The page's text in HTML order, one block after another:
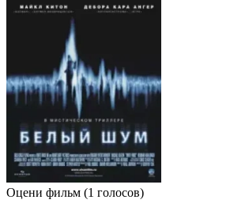
Оцени фильм (1 голосов)